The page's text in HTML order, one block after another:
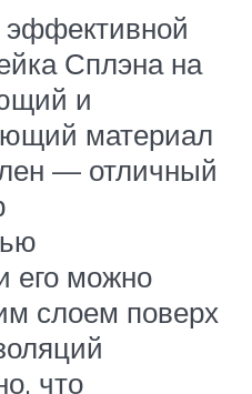
эффективной
Сплэна на
и
материал
— отличный
его можно
слоем поверх
что